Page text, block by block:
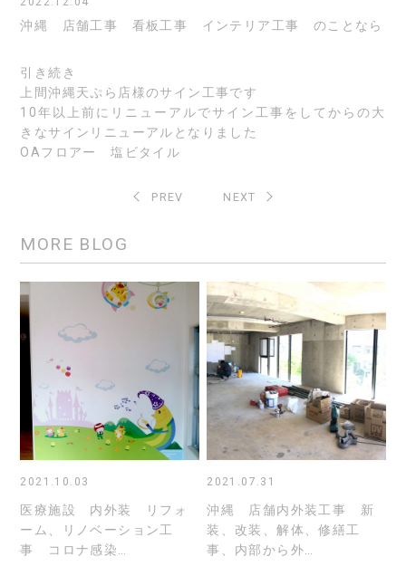
沖縄 店舗工事 看板工事 インテリア工事 のことなら
引き続き
上間沖縄天ぷら店様のサイン工事です
10年以上前にリニューアルでサイン工事をしてからの大
きなサインリニューアルとなりました
OAフロアー 塩ビタイル
PREV NEXT
MORE BLOG
2021.10.03
医療施設 内外装 リフォ
ーム、リノベーション工
事 コロナ感染…
2021.07.31
沖縄 店舗内外装工事 新
装、改装、解体、修繕工
事、内部から外…